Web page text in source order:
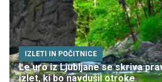
IZLETI IN POČITNICE
Le uro iz Ljubljane se skriva
izlet, ki bo navdušil otroke